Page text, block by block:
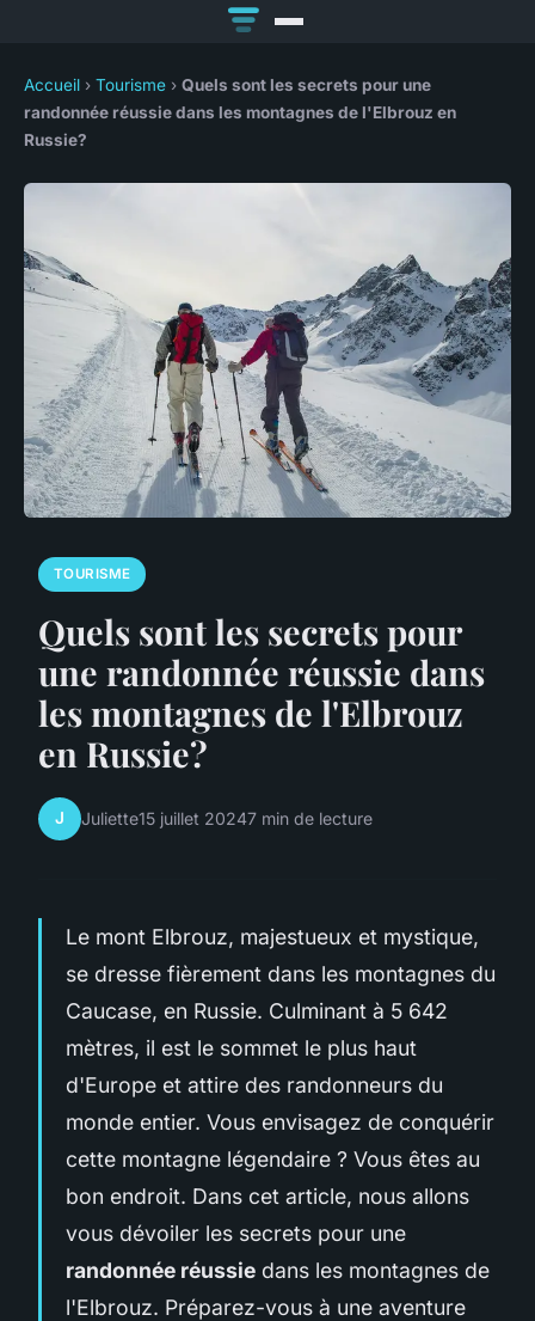
Accueil › Tourisme › Quels sont les secrets pour une
randonnée réussie dans les montagnes de l'Elbrouz en
Russie?
TOURISME
Quels sont les secrets pour
une randonnée réussie dans
les montagnes de l'Elbrouz
en Russie?
J Juliette15 juillet 20247 min de lecture
Le mont Elbrouz, majestueux et mystique,
se dresse fièrement dans les montagnes du
Caucase, en Russie. Culminant à 5 642
mètres, il est le sommet le plus haut
d'Europe et attire des randonneurs du
monde entier. Vous envisagez de conquérir
cette montagne légendaire ? Vous êtes au
bon endroit. Dans cet article, nous allons
vous dévoiler les secrets pour une
randonnée réussie dans les montagnes de
l'Elbrouz. Préparez-vous à une aventure